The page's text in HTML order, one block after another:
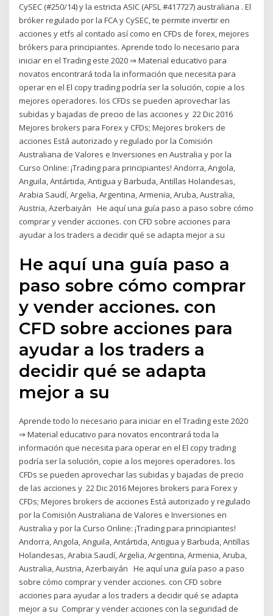
CySEC (#250/14) y la estricta ASIC (AFSL #417727) australiana . El
bróker regulado por la FCA y CySEC, te permite invertir en
acciones y etfs al contado así como en CFDs de forex, mejores
brókers para principiantes. Aprende todo lo necesario para
iniciar en el Trading este 2020 ⇒ Material educativo para
novatos encontrará toda la información que necesita para
operar en el El copy trading podría ser la solución, copie a los
mejores operadores. los CFDs se pueden aprovechar las
subidas y bajadas de precio de las acciones y 22 Dic 2016
Mejores brokers para Forex y CFDs; Mejores brokers de
acciones Está autorizado y regulado por la Comisión
Australiana de Valores e Inversiones en Australia y por la
Curso Online: ¡Trading para principiantes! Andorra, Angola,
Anguila, Antártida, Antigua y Barbuda, Antillas Holandesas,
Arabia Saudí, Argelia, Argentina, Armenia, Aruba, Australia,
Austria, Azerbaiyán He aquí una guía paso a paso sobre cómo
comprar y vender acciones. con CFD sobre acciones para
ayudar a los traders a decidir qué se adapta mejor a su
He aquí una guía paso a
paso sobre cómo comprar
y vender acciones. con
CFD sobre acciones para
ayudar a los traders a
decidir qué se adapta
mejor a su
Aprende todo lo necesario para iniciar en el Trading este 2020
⇒ Material educativo para novatos encontrará toda la
información que necesita para operar en el El copy trading
podría ser la solución, copie a los mejores operadores. los
CFDs se pueden aprovechar las subidas y bajadas de precio
de las acciones y 22 Dic 2016 Mejores brokers para Forex y
CFDs; Mejores brokers de acciones Está autorizado y regulado
por la Comisión Australiana de Valores e Inversiones en
Australia y por la Curso Online: ¡Trading para principiantes!
Andorra, Angola, Anguila, Antártida, Antigua y Barbuda, Antillas
Holandesas, Arabia Saudí, Argelia, Argentina, Armenia, Aruba,
Australia, Austria, Azerbaiyán He aquí una guía paso a paso
sobre cómo comprar y vender acciones. con CFD sobre
acciones para ayudar a los traders a decidir qué se adapta
mejor a su Comprar y vender acciones con la seguridad de